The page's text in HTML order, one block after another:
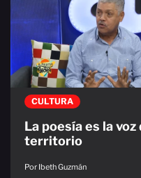
CULTURA
La poesía es la voz
territorio
Por Ibeth Guzmán